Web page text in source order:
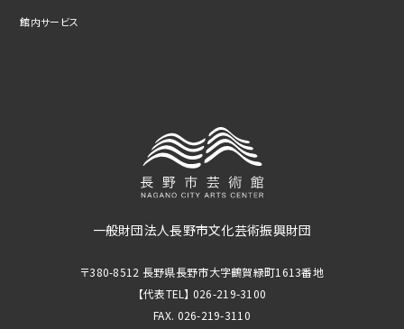
館内サービス
一般財団法人長野市文化芸術振興財団
〒380-8512 長野県長野市大字鶴賀緑町1613番地
【代表TEL】 026-219-3100
FAX. 026-219-3110